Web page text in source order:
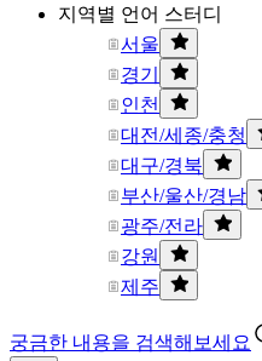
지역별 언어 스터디
서울
경기
인천
대전/세종/충청
대구/경북
부산/울산/경남
광주/전라
강원
제주
궁금한 내용을 검색해보세요